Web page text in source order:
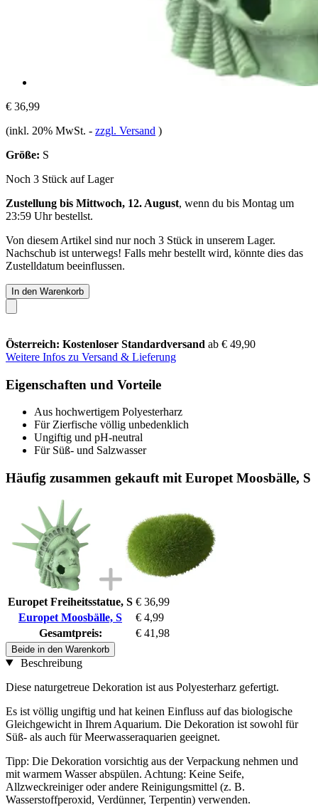
€ 36,99
(inkl. 20% MwSt. - zzgl. Versand )
Größe: S
Noch 3 Stück auf Lager
Zustellung bis Mittwoch, 12. August, wenn du bis Montag um
23:59 Uhrbestellst.
Von diesem Artikel sind nur noch 3 Stück in unserem Lager.
Nachschub ist unterwegs! Falls mehr bestellt wird, könnte dies das
Zustelldatum beeinflussen.
In den Warenkorb
Österreich: Kostenloser Standardversand ab € 49,90
Weitere Infos zu Versand & Lieferung
Eigenschaften und Vorteile
Aus hochwertigem Polyesterharz
Für Zierfische völlig unbedenklich
Ungiftig und pH-neutral
Für Süß- und Salzwasser
Häufig zusammen gekauft mit Europet Moosbälle, S
Europet Freiheitsstatue, S € 36,99
Europet Moosbälle, S
€ 4,99
Gesamtpreis:
€ 41,98
Beide in den Warenkorb
Beschreibung
Diese naturgetreue Dekoration ist aus Polyesterharz gefertigt.
Es ist völlig ungiftig und hat keinen Einfluss auf das biologische
Gleichgewicht in Ihrem Aquarium. Die Dekoration ist sowohl für
Süß- als auch für Meerwasseraquarien geeignet.
Tipp: Die Dekoration vorsichtig aus der Verpackung nehmen und
mit warmem Wasser abspülen. Achtung: Keine Seife,
Allzweckreiniger oder andere Reinigungsmittel (z. B.
Wasserstoffperoxid, Verdünner, Terpentin) verwenden.